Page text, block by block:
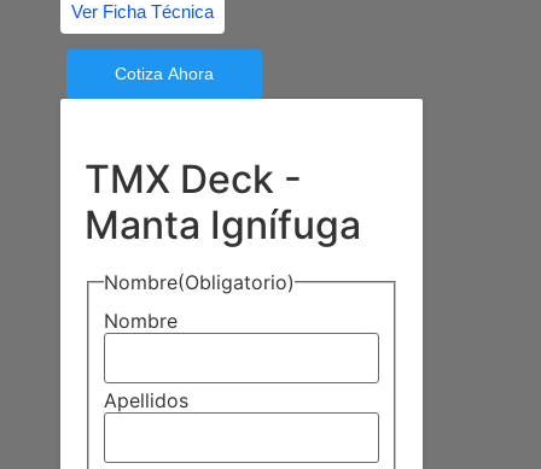
Ver Ficha Técnica
Cotiza Ahora
TMX Deck -
Manta Ignífuga
Nombre(Obligatorio)
Nombre
Apellidos